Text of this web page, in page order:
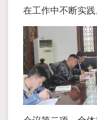
在工作中不断实践